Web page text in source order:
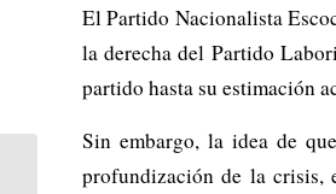
El Partido Nacionalista
la derecha del Partido
partido hasta su estimación
Sin embargo, la idea de
profundización de la crisis,
Ébola: una epidemia